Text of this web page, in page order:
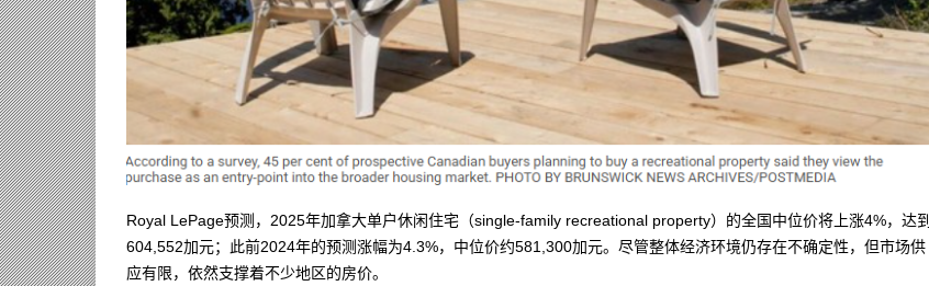
Royal LePage预测，2025年加拿大单户休闲住宅（single-family recreational property）的全国中位价将上涨4%，达到
604,552加元；此前2024年的预测涨幅为4.3%，中位价约581,300加元。尽管整体经济环境仍存在不确定性，但市场供
应有限，依然支撑着不少地区的房价。